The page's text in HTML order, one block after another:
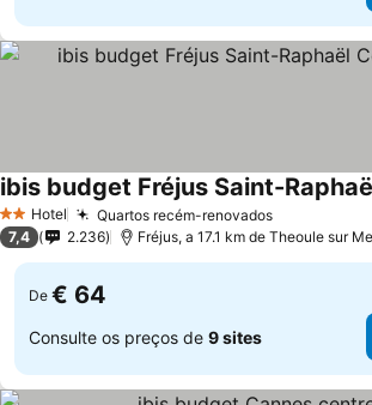
2 Estrelas
Hotel Quartos recém-renovados
7,4 2.236 Fréjus, a 17.1 km de Theoule sur
De € 64
Consulte os preços de 9 sites